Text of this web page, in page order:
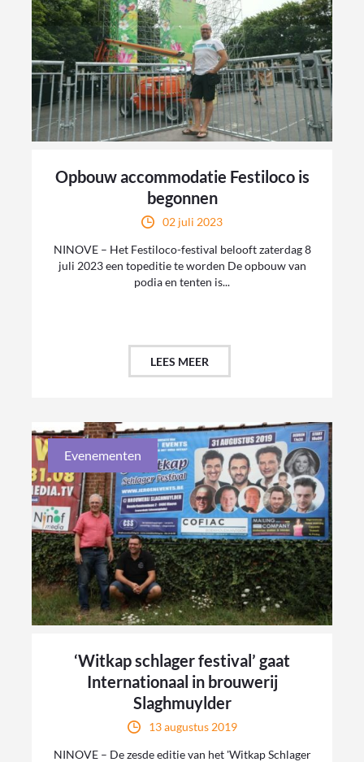
Opbouw accommodatie Festiloco is
begonnen
02 juli 2023
NINOVE – Het Festiloco-festival belooft zaterdag 8
juli 2023 een topeditie te worden De opbouw van
podia en tenten is...
LEES MEER
Evenementen
‘Witkap schlager festival’ gaat
Internationaal in brouwerij
Slaghmuylder
13 augustus 2019
NINOVE – De zesde editie van het 'Witkap Schlager